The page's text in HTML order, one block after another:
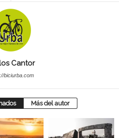
Cantor
biciurba.com
Más del autor